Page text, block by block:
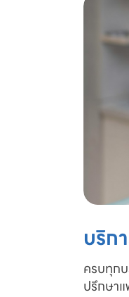
บริก
ครบทุก
ปรึกษาแ